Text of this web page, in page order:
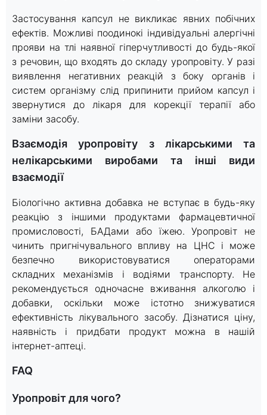
Застосування капсул не викликає явних побічних
ефектів. Можливі поодинокі індивідуальні алергічні
прояви на тлі наявної гіперчутливості до будь-якої
з речовин, що входять до складу уропровіту. У разі
виявлення негативних реакцій з боку органів і
систем організму слід припинити прийом капсул і
звернутися до лікаря для корекції терапії або
заміни засобу.
Взаємодія уропровіту з лікарськими та
нелікарськими виробами та інші види
взаємодії
Біологічно активна добавка не вступає в будь-яку
реакцію з іншими продуктами фармацевтичної
промисловості, БАДами або їжею. Уропровіт не
чинить пригнічувального впливу на ЦНС і може
безпечно використовуватися операторами
складних механізмів і водіями транспорту. Не
рекомендується одночасне вживання алкоголю і
добавки, оскільки може істотно знижуватися
ефективність лікувального засобу. Дізнатися ціну,
наявність і придбати продукт можна в нашій
інтернет-аптеці.
FAQ
Уропровіт для чого?